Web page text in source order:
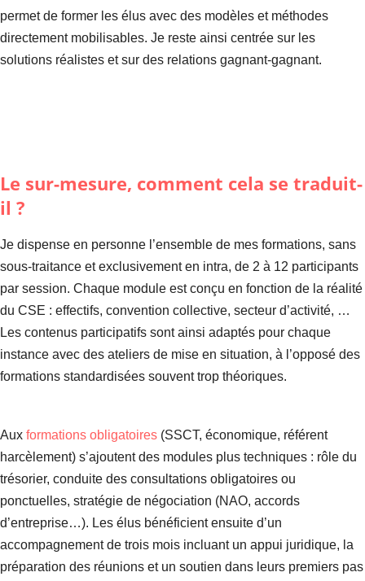
permet de former les élus avec des modèles et méthodes
directement mobilisables. Je reste ainsi centrée sur les
solutions réalistes et sur des relations gagnant-gagnant.
Le sur-mesure, comment cela se traduit-
il ?
Je dispense en personne l’ensemble de mes formations, sans
sous-traitance et exclusivement en intra, de 2 à 12 participants
par session. Chaque module est conçu en fonction de la réalité
du CSE : effectifs, convention collective, secteur d’activité, …
Les contenus participatifs sont ainsi adaptés pour chaque
instance avec des ateliers de mise en situation, à l’opposé des
formations standardisées souvent trop théoriques.
Aux formations obligatoires (SSCT, économique, référent
harcèlement) s’ajoutent des modules plus techniques : rôle du
trésorier, conduite des consultations obligatoires ou
ponctuelles, stratégie de négociation (NAO, accords
d’entreprise…). Les élus bénéficient ensuite d’un
accompagnement de trois mois incluant un appui juridique, la
préparation des réunions et un soutien dans leurs premiers pas